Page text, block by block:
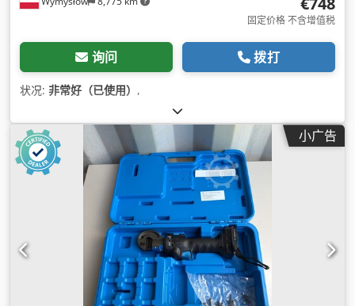
固定价格 不含增值税
询问 拨打
状况: 非常好（已使用） ,
小广告